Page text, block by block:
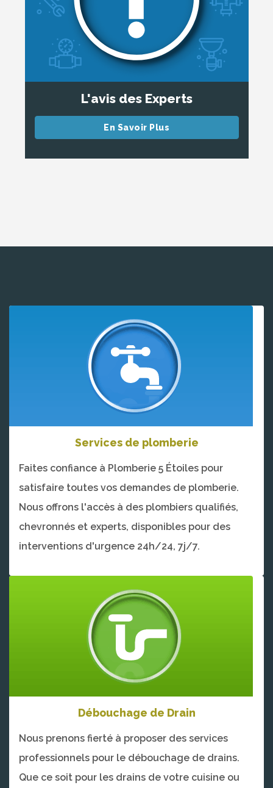
L'avis des Experts
En Savoir Plus
Services de plomberie
Faites confiance à Plomberie 5 Étoiles pour
satisfaire toutes vos demandes de plomberie.
Nous offrons l'accès à des plombiers qualifiés,
chevronnés et experts, disponibles pour des
interventions d'urgence 24h/24, 7j/7.
Débouchage de Drain
Nous prenons fierté à proposer des services
professionnels pour le débouchage de drains.
Que ce soit pour les drains de votre cuisine ou